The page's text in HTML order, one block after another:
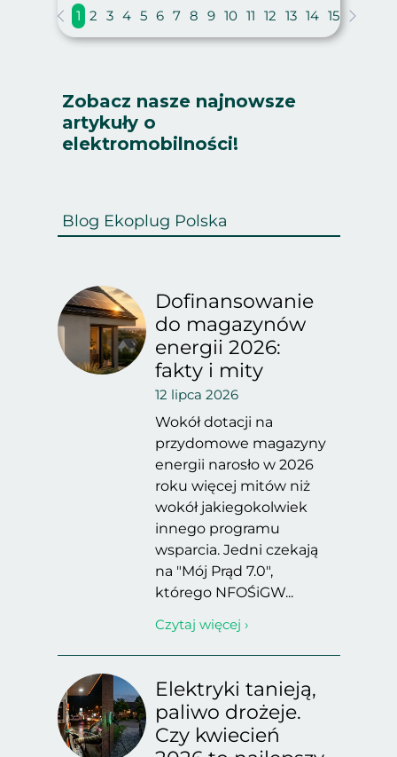
Zobacz nasze najnowsze
artykuły o
elektromobilności!
Dofinansowanie
do magazynów
energii 2026:
fakty i mity
12 lipca 2026
Wokół dotacji na
przydomowe magazyny
energii narosło w 2026
roku więcej mitów niż
wokół jakiegokolwiek
innego programu
wsparcia. Jedni czekają
na "Mój Prąd 7.0",
którego NFOŚiGW...
Czytaj więcej ›
Elektryki tanieją,
paliwo drożeje.
Czy kwiecień
Blog Ekoplug Polska
1 2 3 4 5 6 7 8 9 10 11 12 13 14 15